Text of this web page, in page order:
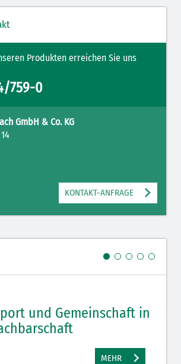
Produkten erreichen Sie uns
759-0
GmbH & Co. KG
KONTAKT-ANFRAGE
und Gemeinschaft in
MEHR